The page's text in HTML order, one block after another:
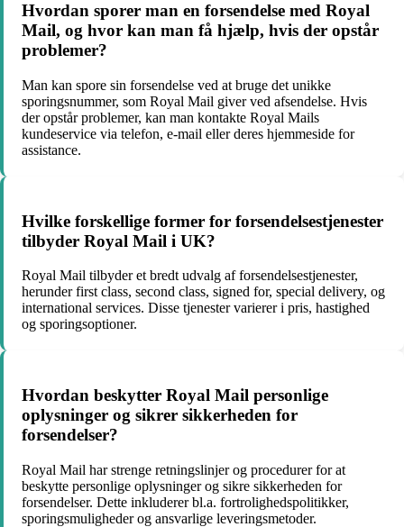
Hvordan sporer man en forsendelse med Royal
Mail, og hvor kan man få hjælp, hvis der opstår
problemer?
Man kan spore sin forsendelse ved at bruge det unikke
sporingsnummer, som Royal Mail giver ved afsendelse. Hvis
der opstår problemer, kan man kontakte Royal Mails
kundeservice via telefon, e-mail eller deres hjemmeside for
assistance.
Hvilke forskellige former for forsendelsestjenester
tilbyder Royal Mail i UK?
Royal Mail tilbyder et bredt udvalg af forsendelsestjenester,
herunder first class, second class, signed for, special delivery, og
international services. Disse tjenester varierer i pris, hastighed
og sporingsoptioner.
Hvordan beskytter Royal Mail personlige
oplysninger og sikrer sikkerheden for
forsendelser?
Royal Mail har strenge retningslinjer og procedurer for at
beskytte personlige oplysninger og sikre sikkerheden for
forsendelser. Dette inkluderer bl.a. fortrolighedspolitikker,
sporingsmuligheder og ansvarlige leveringsmetoder.